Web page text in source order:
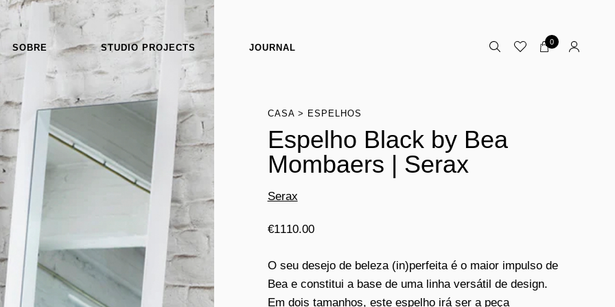
SOBRE STUDIO PROJECTS JOURNAL
0
CASA ESPELHOS
Espelho Black by Bea
Mombaers | Serax
Serax
€1110.00
O seu desejo de beleza (in)perfeita é o maior impulso de
Bea e constitui a base de uma linha versátil de design.
Em dois tamanhos, este espelho irá ser a peça